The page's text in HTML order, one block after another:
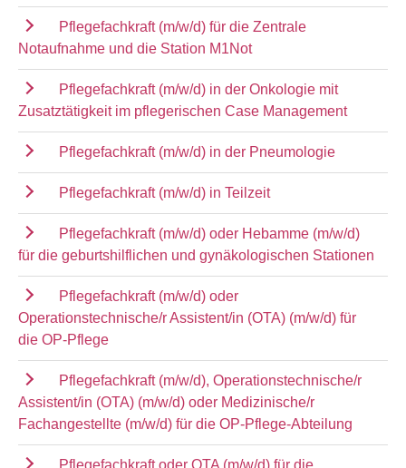
Pflegefachkraft (m/w/d) für die Zentrale
Notaufnahme und die Station M1Not
Pflegefachkraft (m/w/d) in der Onkologie mit
Zusatztätigkeit im pflegerischen Case Management
Pflegefachkraft (m/w/d) in der Pneumologie
Pflegefachkraft (m/w/d) in Teilzeit
Pflegefachkraft (m/w/d) oder Hebamme (m/w/d)
für die geburtshilflichen und gynäkologischen Stationen
Pflegefachkraft (m/w/d) oder
Operationstechnische/r Assistent/in (OTA) (m/w/d) für
die OP-Pflege
Pflegefachkraft (m/w/d), Operationstechnische/r
Assistent/in (OTA) (m/w/d) oder Medizinische/r
Fachangestellte (m/w/d) für die OP-Pflege-Abteilung
Pflegefachkraft oder OTA (m/w/d) für die